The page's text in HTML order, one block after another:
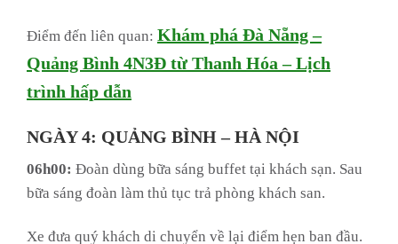
Điểm đến liên quan: Khám phá Đà Nẵng –
Quảng Bình 4N3Đ từ Thanh Hóa – Lịch
trình hấp dẫn
NGÀY 4: QUẢNG BÌNH – HÀ NỘI
06h00: Đoàn dùng bữa sáng buffet tại khách sạn. Sau
bữa sáng đoàn làm thủ tục trả phòng khách san.
Xe đưa quý khách di chuyển về lại điểm hẹn ban đầu.